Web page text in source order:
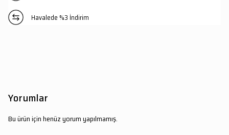
Havalede %3 İndirim
Yorumlar
Bu ürün için henüz yorum yapılmamış.